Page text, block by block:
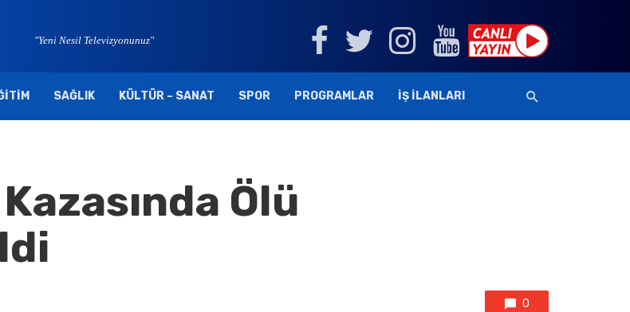
"Yeni Nesil Televizyonunuz"
SAĞLIK KÜLTÜR – SANAT SPOR PROGRAMLAR İŞ İLANLARI
Ölü
0